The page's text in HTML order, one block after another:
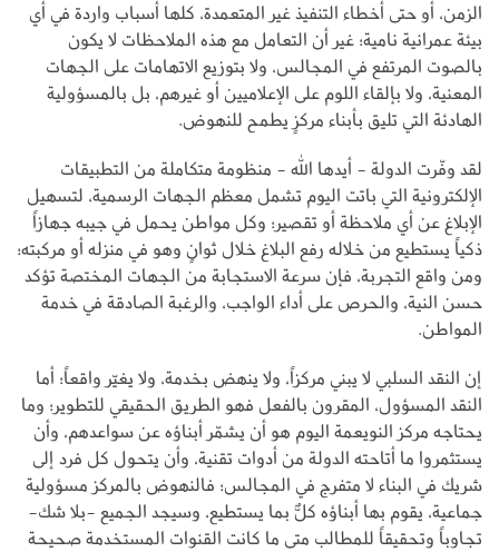
الزمن، أو حتى أخطاء التنفيذ غير المتعمدة، كلها أسباب واردة في أي
بيئة عمرانية نامية؛ غير أن التعامل مع هذه الملاحظات لا يكون
بالصوت المرتفع في المجالس، ولا بتوزيع الاتهامات على الجهات
المعنية، ولا بإلقاء اللوم على الإعلاميين أو غيرهم، بل بالمسؤولية
الهادئة التي تليق بأبناء مركزٍ يطمح للنهوض.
لقد وفّرت الدولة - أيدها الله - منظومة متكاملة من التطبيقات
الإلكترونية التي باتت اليوم تشمل معظم الجهات الرسمية، لتسهيل
الإبلاغ عن أي ملاحظة أو تقصير؛ وكل مواطن يحمل في جيبه جهازاً
ذكياً يستطيع من خلاله رفع البلاغ خلال ثوانٍ وهو في منزله أو مركبته؛
ومن واقع التجربة، فإن سرعة الاستجابة من الجهات المختصة تؤكد
حسن النية، والحرص على أداء الواجب، والرغبة الصادقة في خدمة
المواطن.
إن النقد السلبي لا يبني مركزاً، ولا ينهض بخدمة، ولا يغيّر واقعاً؛ أما
النقد المسؤول، المقرون بالفعل فهو الطريق الحقيقي للتطوير؛ وما
يحتاجه مركز النويعمة اليوم هو أن يشمّر أبناؤه عن سواعدهم، وأن
يستثمروا ما أتاحته الدولة من أدوات تقنية، وأن يتحول كل فرد إلى
شريك في البناء لا متفرج في المجالس؛ فالنهوض بالمركز مسؤولية
جماعية، يقوم بها أبناؤه كلٌّ بما يستطيع، وسيجد الجميع -بلا شك-
تجاوباً وتحقيقاً للمطالب متى ما كانت القنوات المستخدمة صحيحة